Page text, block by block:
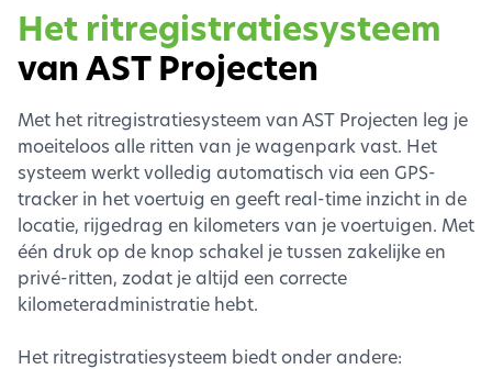
Het ritregistratiesysteem
van AST Projecten
Met het ritregistratiesysteem van AST Projecten leg je
moeiteloos alle ritten van je wagenpark vast. Het
systeem werkt volledig automatisch via een GPS-
tracker in het voertuig en geeft real-time inzicht in de
locatie, rijgedrag en kilometers van je voertuigen. Met
één druk op de knop schakel je tussen zakelijke en
privé-ritten, zodat je altijd een correcte
kilometeradministratie hebt.
Het ritregistratiesysteem biedt onder andere: